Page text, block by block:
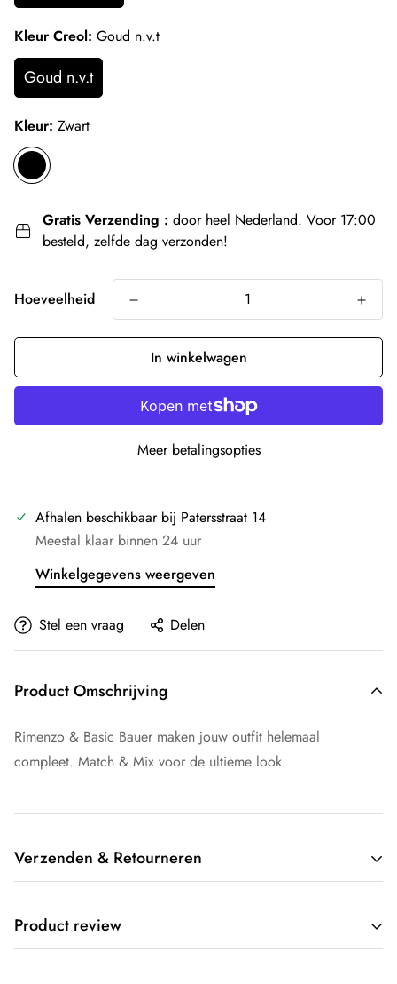
Kleur Creol: Goud n.v.t
Goud n.v.t
Kleur: Zwart
Gratis Verzending : door heel Nederland. Voor 17:00
besteld, zelfde dag verzonden!
Hoeveelheid
In winkelwagen
Meer betalingsopties
Afhalen beschikbaar bij Patersstraat 14
Meestal klaar binnen 24 uur
Winkelgegevens weergeven
Stel een vraag Delen
Product Omschrijving
Rimenzo & Basic Bauer maken jouw outfit helemaal
compleet. Match & Mix voor de ultieme look.
Verzenden & Retourneren
voor 17:00 besteld, dezelfde dag verzonden.
Product review